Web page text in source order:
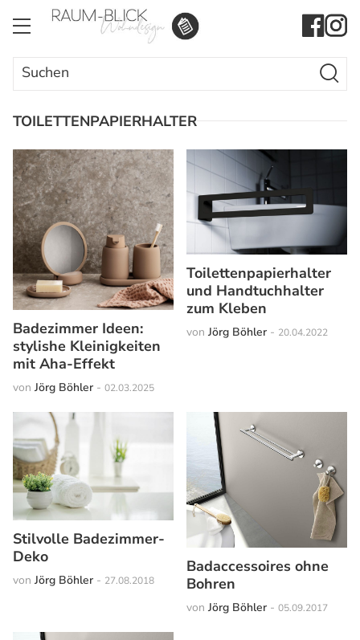
Search
for:
Search
TOILETTENPAPIERHALTER
Badezimmer Ideen:
stylishe Kleinigkeiten
mit Aha-Effekt
von Jörg Böhler - 02.03.2025
Toilettenpapierhalter
und Handtuchhalter
zum Kleben
von Jörg Böhler - 20.04.2022
Stilvolle Badezimmer-
Deko
von Jörg Böhler - 27.08.2018
Badaccessoires ohne
Bohren
von Jörg Böhler - 05.09.2017